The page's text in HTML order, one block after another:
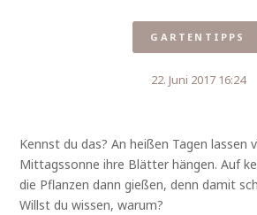
GARTENTIPPS
22. Juni 2017 16:24
Kennst du das? An heißen Tagen lassen
Mittagssonne ihre Blätter hängen. Auf
die Pflanzen dann gießen, denn damit
Willst du wissen, warum?